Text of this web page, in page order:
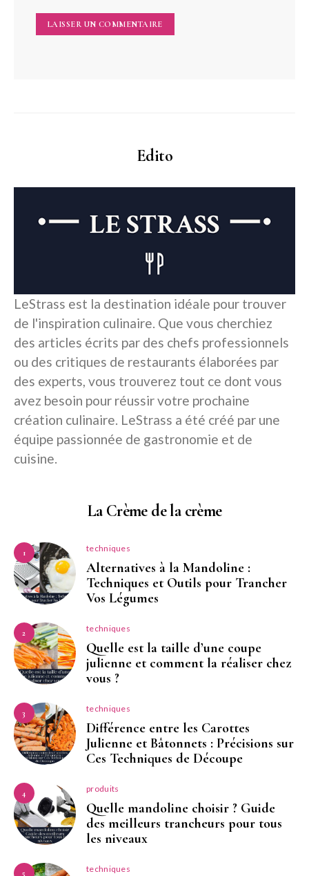
Edito
LeStrass est la destination idéale pour trouver
de l'inspiration culinaire. Que vous cherchiez
des articles écrits par des chefs professionnels
ou des critiques de restaurants élaborées par
des experts, vous trouverez tout ce dont vous
avez besoin pour réussir votre prochaine
création culinaire. LeStrass a été créé par une
équipe passionnée de gastronomie et de
cuisine.
La Crème de la crème
1 techniques
Alternatives à la Mandoline :
Techniques et Outils pour Trancher
Vos Légumes
2 techniques
Quelle est la taille d’une coupe
julienne et comment la réaliser chez
vous ?
3 techniques
Différence entre les Carottes
Julienne et Bâtonnets : Précisions sur
Ces Techniques de Découpe
4 produits
Quelle mandoline choisir ? Guide
des meilleurs trancheurs pour tous
les niveaux
5 techniques